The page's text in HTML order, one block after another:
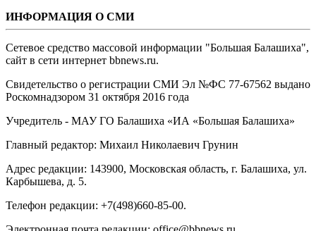
ИНФОРМАЦИЯ О СМИ
Сетевое средство массовой информации "Большая Балашиха",
сайт в сети интернет bbnews.ru.
Свидетельство о регистрации СМИ Эл №ФС ‎77-67562 выдано
Роскомнадзором 31 октября 2016 года
Учредитель - МАУ ГО Балашиха «ИА «Большая Балашиха»
Главный редактор: Михаил Николаевич Грунин
Адрес редакции: 143900, Московская область, г. Балашиха, ул.
Карбышева, д. 5.
Телефон редакции: +7(498)660-85-00.